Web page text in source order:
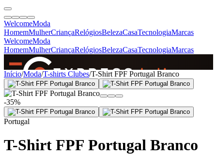
WelcomeModa
HomemMulherCriançaRelógiosBelezaCasaTecnologiaMarcas
WelcomeModa
HomemMulherCriançaRelógiosBelezaCasaTecnologiaMarcas
SINCE 2005
+de 36.000 reviews
Início/Moda/T-shirts Clubes/T-Shirt FPF Portugal Branco
-35%
Portugal
T-Shirt FPF Portugal Branco